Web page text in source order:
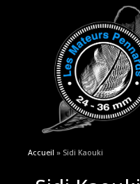
Vous êtes ici
Accueil » Sidi Kaouki